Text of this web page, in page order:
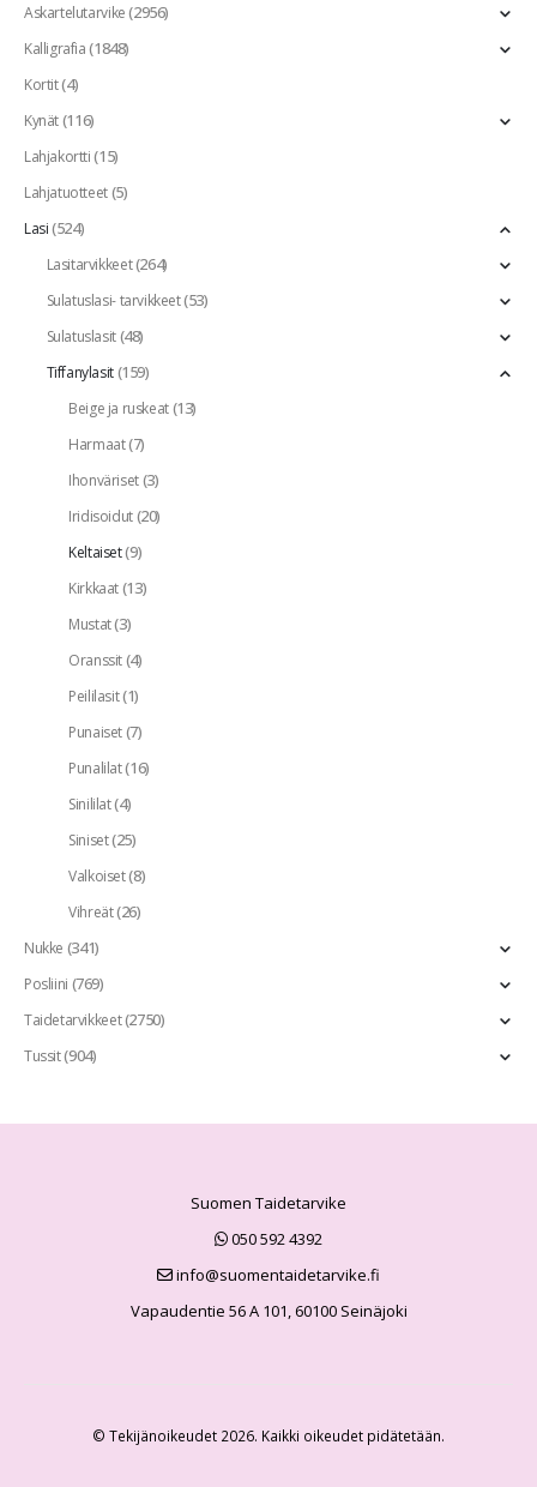
Askartelutarvike(2956)
Kalligrafia(1848)
Kortit(4)
Kynät(116)
Lahjakortti(15)
Lahjatuotteet(5)
Lasi(524)
Lasitarvikkeet(264)
Sulatuslasi- tarvikkeet(53)
Sulatuslasit(48)
Tiffanylasit(159)
Beige ja ruskeat(13)
Harmaat(7)
Ihonväriset(3)
Iridisoidut(20)
Keltaiset(9)
Kirkkaat(13)
Mustat(3)
Oranssit(4)
Peililasit(1)
Punaiset(7)
Punalilat(16)
Sinililat(4)
Siniset(25)
Valkoiset(8)
Vihreät(26)
Nukke (341)
Posliini (769)
Taidetarvikkeet(2750)
Tussit(904)
Suomen Taidetarvike
050 592 4392
info@suomentaidetarvike.fi
Vapaudentie 56 A 101, 60100 Seinäjoki
© Tekijänoikeudet 2026. Kaikki oikeudet pidätetään.